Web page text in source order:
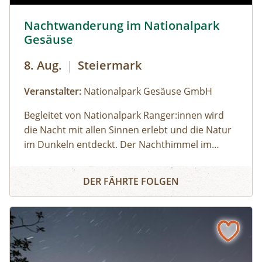
Nachtwanderung im Nationalpark
Gesäuse
8. Aug. | Steiermark
Veranstalter: Nationalpark Gesäuse GmbH
Begleitet von Nationalpark Ranger:innen wird
die Nacht mit allen Sinnen erlebt und die Natur
im Dunkeln entdeckt. Der Nachthimmel im
hier ohne künstliches Licht zurecht zu finden,
erfordert andere Sinne, wie Hören, Tasten oder
sich Tiere an die Dunkelheit an? Leitung:
Nationalpark Ranger:innen Leichte
WanderungFür Kurzentschlossene ist keine
Nachtwanderung im Nationalpark Gesäuse
DER FÄHRTE FOLGEN